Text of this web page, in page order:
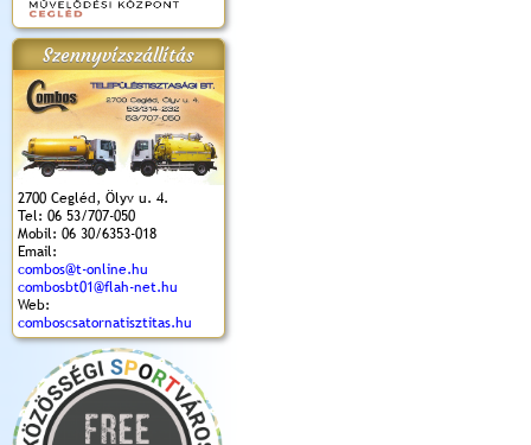
Szennyvízszállítás
2700 Cegléd, Ölyv u. 4.
Tel: 06 53/707-050
Mobil: 06 30/6353-018
Email:
combos@t-online.hu
combosbt01@flah-net.hu
Web:
comboscsatornatisztitas.hu
2018.
Kossuth Toborzó
2017.09.22-23.
és Magyarok
Kenyere Program